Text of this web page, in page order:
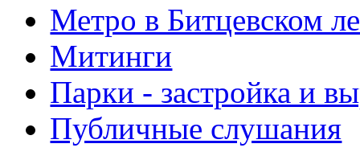
Метро в Битцевском
Митинги
Парки - застройка и
Публичные слушания